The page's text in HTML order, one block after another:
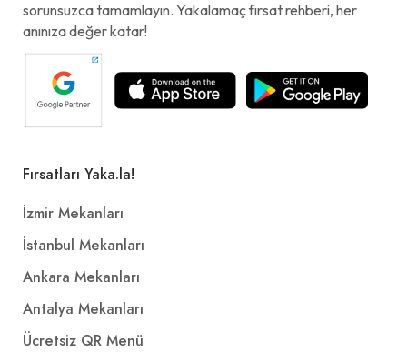
sorunsuzca tamamlayın. Yakalamaç fırsat rehberi, her
anınıza değer katar!
Fırsatları Yaka.la!
İzmir Mekanları
İstanbul Mekanları
Ankara Mekanları
Antalya Mekanları
Ücretsiz QR Menü